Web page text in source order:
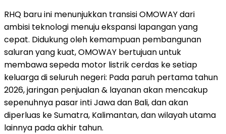
RHQ baru ini menunjukkan transisi OMOWAY dari
ambisi teknologi menuju ekspansi lapangan yang
cepat. Didukung oleh kemampuan pembangunan
saluran yang kuat, OMOWAY bertujuan untuk
membawa sepeda motor listrik cerdas ke setiap
keluarga di seluruh negeri: Pada paruh pertama tahun
2026, jaringan penjualan & layanan akan mencakup
sepenuhnya pasar inti Jawa dan Bali, dan akan
diperluas keSumatra, Kalimantan, dan wilayah utama
lainnya pada akhir tahun.